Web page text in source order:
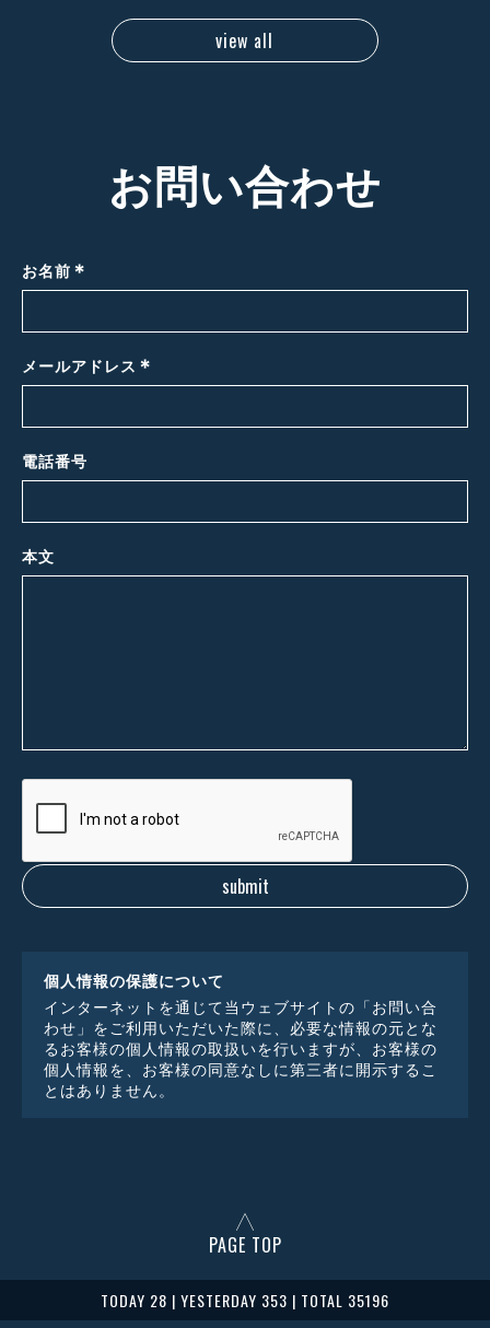
view all
お問い合わせ
お名前 *
メールアドレス *
電話番号
本文
個人情報の保護について
インターネットを通じて当ウェブサイトの「お問い合
わせ」をご利用いただいた際に、必要な情報の元とな
るお客様の個人情報の取扱いを行いますが、お客様の
個人情報を、お客様の同意なしに第三者に開示するこ
とはありません。
PAGE TOP
TODAY 28 | YESTERDAY 353 | TOTAL 35196